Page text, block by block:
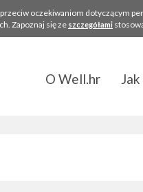
oczekiwaniom dotyczącym
Zapoznaj się ze szczegółami
O Well.hr